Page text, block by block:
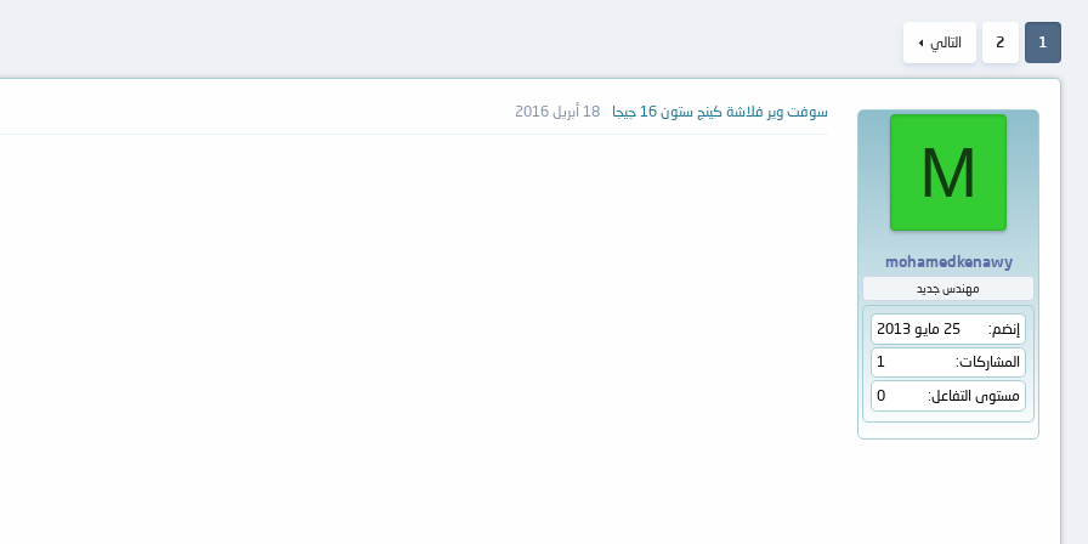
1
2 التالي
M
mohamedkenawy
مهندس جديد
إنضم
25 مايو 2013
المشاركات
1
مستوى التفاعل
0
سوفت وير فلاشة كينج ستون 16 جيجا 18 أبريل 2016